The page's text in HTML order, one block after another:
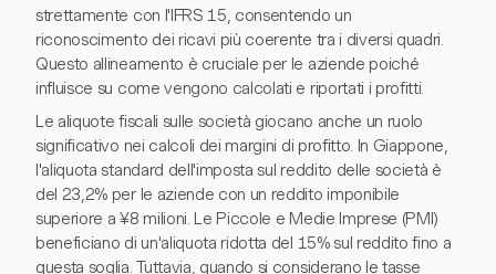
strettamente con l'IFRS 15, consentendo un
riconoscimento dei ricavi più coerente tra i diversi quadri.
Questo allineamento è cruciale per le aziende poiché
influisce su come vengono calcolati e riportati i profitti.
Le aliquote fiscali sulle società giocano anche un ruolo
significativo nei calcoli dei margini di profitto. In Giappone,
l'aliquota standard dell'imposta sul reddito delle società è
del 23,2% per le aziende con un reddito imponibile
superiore a ¥8 milioni. Le Piccole e Medie Imprese (PMI)
beneficiano di un'aliquota ridotta del 15% sul reddito fino a
questa soglia. Tuttavia, quando si considerano le tasse